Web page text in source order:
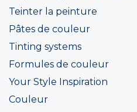
Teinter la peinture
Pâtes de couleur
Tinting systems
Formules de couleur
Your Style Inspiration
Couleur